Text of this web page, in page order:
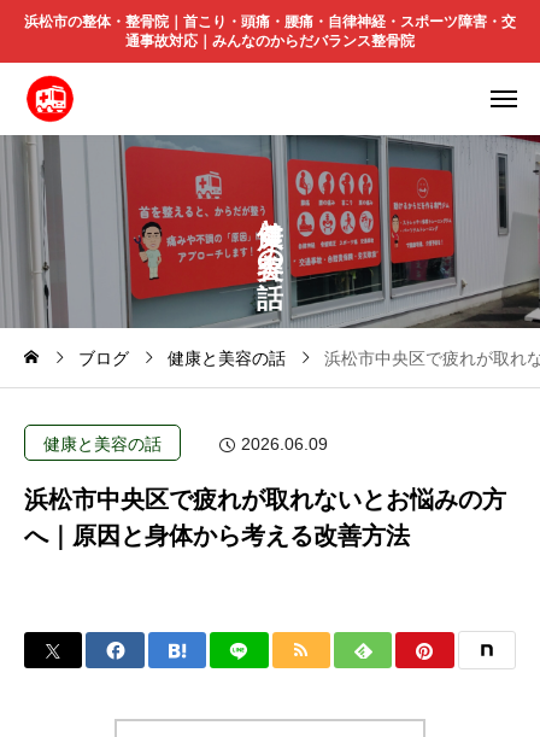
浜松市の整体・整骨院｜首こり・頭痛・腰痛・自律神経・スポーツ障害・交
通事故対応｜みんなのからだバランス整骨院
と
の
ブログ 健康と美容の話 浜松市中央区で疲れが取れ
健康と美容の話 2026.06.09
浜松市中央区で疲れが取れないとお悩みの方
へ｜原因と身体から考える改善方法